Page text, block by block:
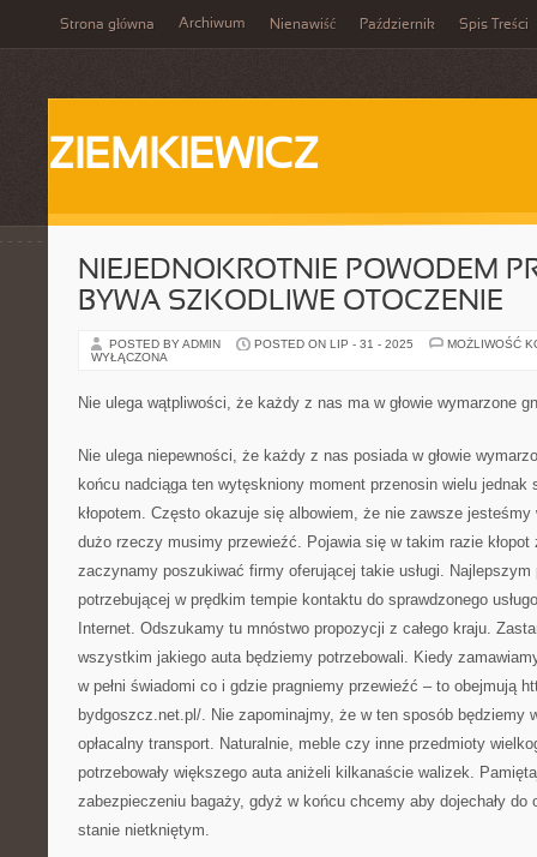
Strona główna Archiwum Nienawiść Październik Spis Treści
ZIEMKIEWICZ
NIEJEDNOKROTNIE POWODEM
BYWA SZKODLIWE OTOCZENIE
POSTED BY ADMIN POSTED ON LIP - 31 - 2025
MOŻLIWOŚĆ
WYŁĄCZONA
Nie ulega wątpliwości, że każdy z nas ma w głowie wymarzone
Nie ulega niepewności, że każdy z nas posiada w głowie
końcu nadciąga ten wytęskniony moment przenosin wielu jednak
kłopotem. Często okazuje się albowiem, że nie zawsze
dużo rzeczy musimy przewieźć. Pojawia się w takim razie kłopot
zaczynamy poszukiwać firmy oferującej takie usługi.
potrzebującej w prędkim tempie kontaktu do sprawdzonego
Internet. Odszukamy tu mnóstwo propozycji z całego kraju.
wszystkim jakiego auta będziemy potrzebowali. Kiedy
w pełni świadomi co i gdzie pragniemy przewieźć – to obejmują
bydgoszcz.net.pl/. Nie zapominajmy, że w ten sposób będziemy
opłacalny transport. Naturalnie, meble czy inne przedmioty
potrzebowały większego auta aniżeli kilkanaście walizek.
zabezpieczeniu bagaży, gdyż w końcu chcemy aby dojechały do
stanie nietkniętym.